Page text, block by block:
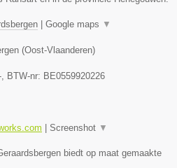
Google maps ▼
(Oost-Vlaanderen)
, BTW-nr: BE0559920226
Screenshot ▼
biedt op maat gemaakte